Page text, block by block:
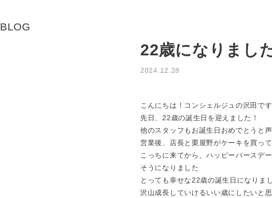
BLOG
22歳になりまし
2024.12.28
こんにちは！コンシェルジュの沢田です
先日、22歳の誕生日を迎えました！
他のスタッフもお誕生日おめでとうと
営業後、店長と栗屋野がケーキを買っ
こっちに来てから、ハッピーバースデ
そうになりました
とっても幸せな22歳の誕生日になりま
沢山成長していけるいい歳にしたいと